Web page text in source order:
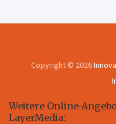
Copyright © 2026
Weitere Online-
LayerMedia: